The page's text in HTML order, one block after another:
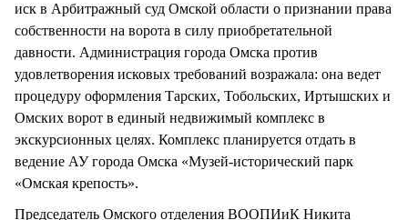
иск в Арбитражный суд Омской области о признании права
собственности на ворота в силу приобретательной
давности. Администрация города Омска против
удовлетворения исковых требований возражала: она ведет
процедуру оформления Тарских, Тобольских, Иртышских и
Омских ворот в единый недвижимый комплекс в
экскурсионных целях. Комплекс планируется отдать в
ведение АУ города Омска «Музей-исторический парк
«Омская крепость».
Председатель Омского отделения ВООПИиК Никита